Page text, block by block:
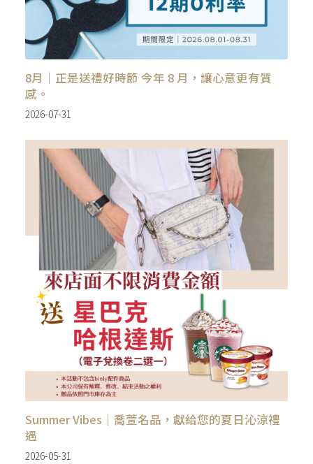
8月｜正是送禮好時節 今年 8 月，讓心意更有質
感。
2026-07-31
Summer Vibes｜喬萱名品，獻給您的夏日沁涼禮
遇
2026-05-31